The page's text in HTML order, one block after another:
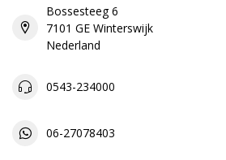
Bossesteeg 6
7101 GE Winterswijk
Nederland
0543-234000
06-27078403